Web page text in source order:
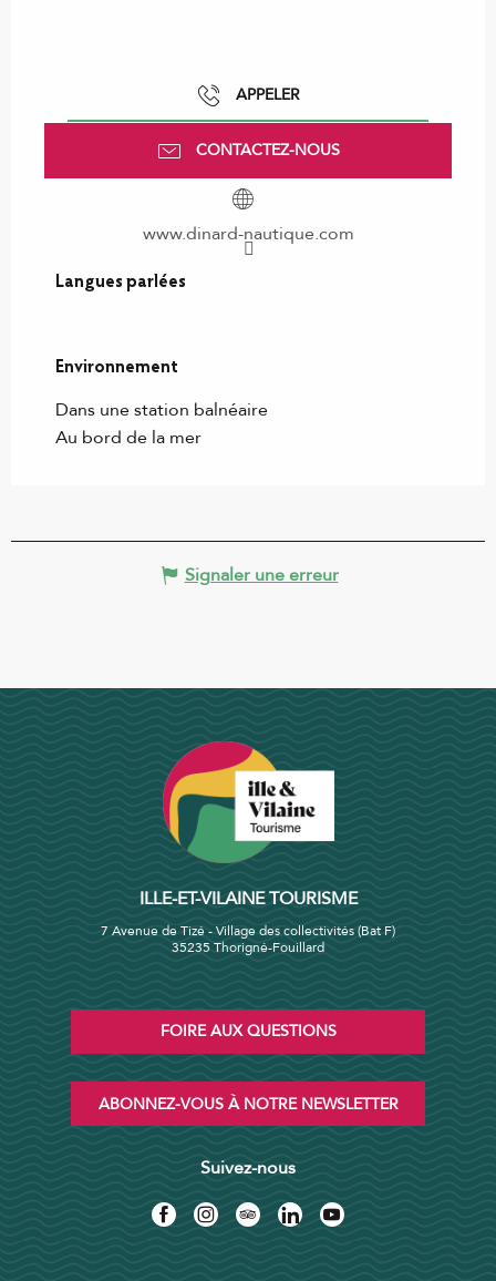
APPELER
CONTACTEZ-NOUS
www.dinard-nautique.com
Langues parlées
Langues parlées
Environnement
Environnement
Dans une station balnéaire
Au bord de la mer
Signaler une erreur
ILLE-ET-VILAINE TOURISME
7 Avenue de Tizé - Village des collectivités (Bat F)
35235 Thorigné-Fouillard
FOIRE AUX QUESTIONS
ABONNEZ-VOUS À NOTRE NEWSLETTER
Suivez-nous